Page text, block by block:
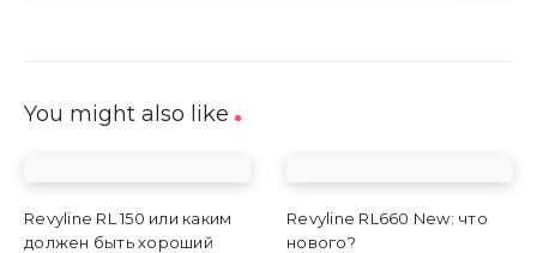
You might also like
Revyline RL 150 или каким
должен быть хороший
Revyline RL660 New: что
нового?